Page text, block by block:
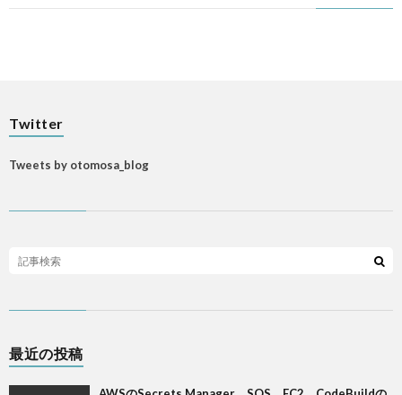
Twitter
Tweets by otomosa_blog
最近の投稿